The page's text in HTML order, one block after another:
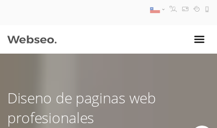
Diseno de paginas web
profesionales
09:30 AM A 18:30 PM
soporte@webseo.cl